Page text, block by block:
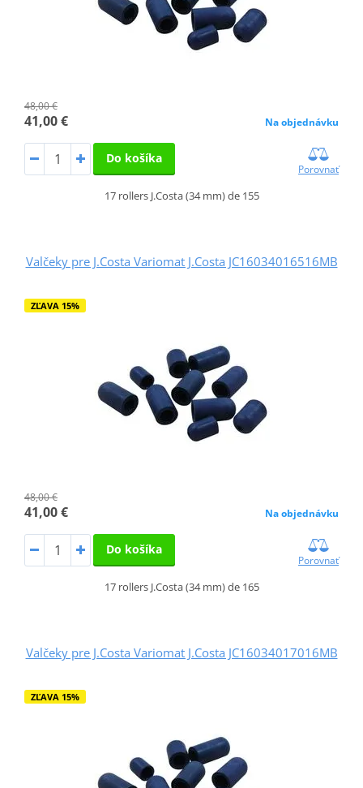
48,00 €
41,00 € Na objednávku
Do košíka
Porovnať
17 rollers J.Costa (34 mm) de 155
Valčeky pre J.Costa Variomat J.Costa JC16034016516MB
ZĽAVA 15%
48,00 €
41,00 € Na objednávku
Do košíka
Porovnať
17 rollers J.Costa (34 mm) de 165
Valčeky pre J.Costa Variomat J.Costa JC16034017016MB
ZĽAVA 15%